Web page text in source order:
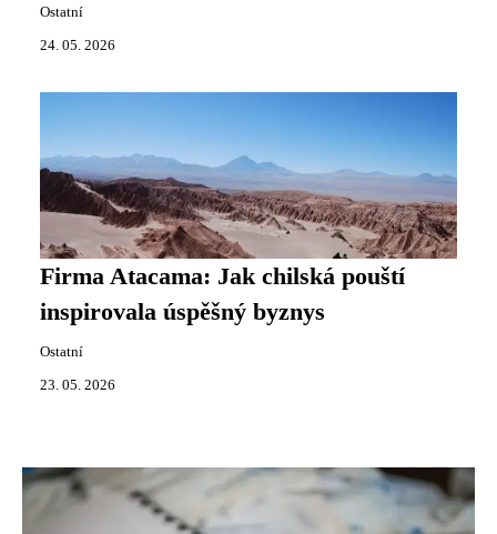
Ostatní
24. 05. 2026
Firma Atacama: Jak chilská pouští
inspirovala úspěšný byznys
Ostatní
23. 05. 2026